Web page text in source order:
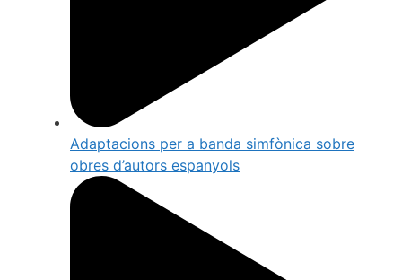
Adaptacions per a banda simfònica sobre
obres d’autors espanyols